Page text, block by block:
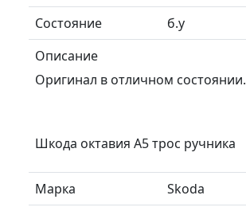
Состояние
б.у
Описание
Оригинал в отличном состоянии.
Шкода октавия А5 трос ручника
Марка
Skoda